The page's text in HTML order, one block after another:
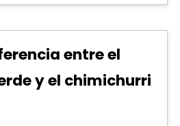
entre el
y el chimichurri